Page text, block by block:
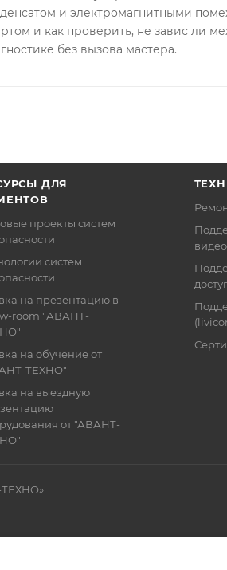
и электромагнитными
и как проверить, не завис ли
без вызова мастера.
ДЛЯ
проекты систем
систем
на презентацию в
room "АВАНТ-
на обучение от
ТЕХНО"
на выездную
от "АВАНТ-
ТЕХНО»